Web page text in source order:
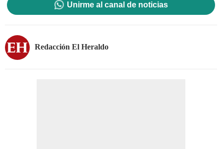
Unirme al canal de noticias
Redacción El Heraldo